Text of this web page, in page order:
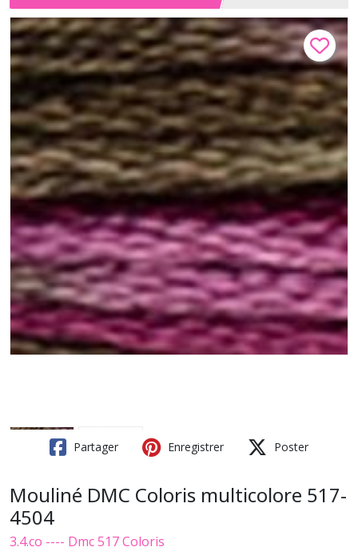
Partager Enregistrer Poster
Mouliné DMC Coloris multicolore 517-
4504
3.4.co ---- Dmc 517 Coloris